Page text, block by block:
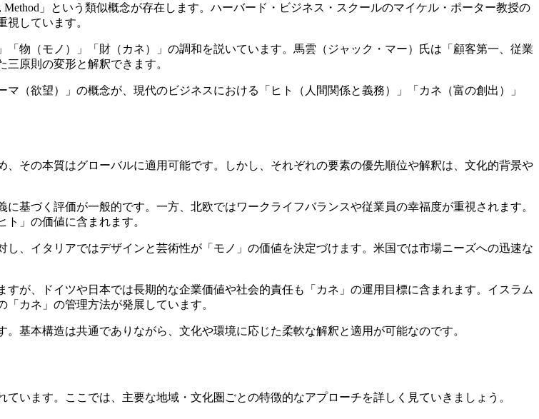
Method」という類似概念が存在します。ハーバード・ビジネス・スクールのマイケル・ポーター教授の
しています。
物（モノ）」「財（カネ）」の調和を説いています。馬雲（ジャック・マー）氏は「顧客第一、従業
原則の変形と解釈できます。
（欲望）」の概念が、現代のビジネスにおける「ヒト（人間関係と義務）」「カネ（富の創出）」
その本質はグローバルに適用可能です。しかし、それぞれの要素の優先順位や解釈は、文化的背景や
基づく評価が一般的です。一方、北欧ではワークライフバランスや従業員の幸福度が重視されます。
」の価値に含まれます。
し、イタリアではデザインと芸術性が「モノ」の価値を決定づけます。米国では市場ニーズへの迅速な
すが、ドイツや日本では長期的な企業価値や社会的責任も「カネ」の運用目標に含まれます。イスラム
カネ」の管理方法が発展しています。
基本構造は共通でありながら、文化や環境に応じた柔軟な解釈と適用が可能なのです。
います。ここでは、主要な地域・文化圏ごとの特徴的なアプローチを詳しく見ていきましょう。